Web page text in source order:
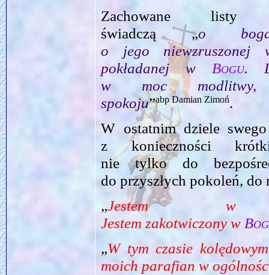
Zachowane
świadczą „o
o jego niewzruszonej
pokładanej w Bogu.
w moc modlitwy,
spokoju”abp Damian Zimoń.
W ostatnim dziele
z konieczności
nie tylko do
do przyszłych pokoleń, do
„Jestem w
Jestem zakotwiczony w
„W tym czasie
moich parafian w